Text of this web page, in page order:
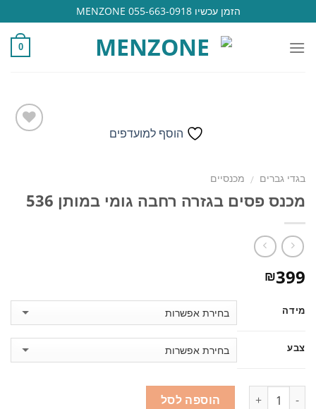
to
content
הזמן עכשיו 055-663-0918 MENZONE
0
הוסף למועדפים
בגדי גברים / מכנסיים
מכנס פסים בגזרה רחבה גומי במותן 536
₪399
מידה
צבע
הוספה לסל